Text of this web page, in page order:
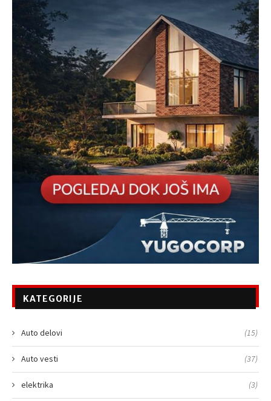
KATEGORIJE
Auto delovi (15)
Auto vesti (37)
elektrika (3)